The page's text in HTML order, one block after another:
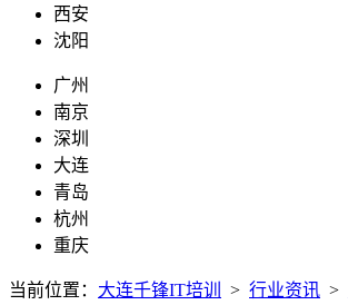
西安
沈阳
广州
南京
深圳
大连
青岛
杭州
重庆
当前位置： 大连千锋IT培训 > 行业资讯 >